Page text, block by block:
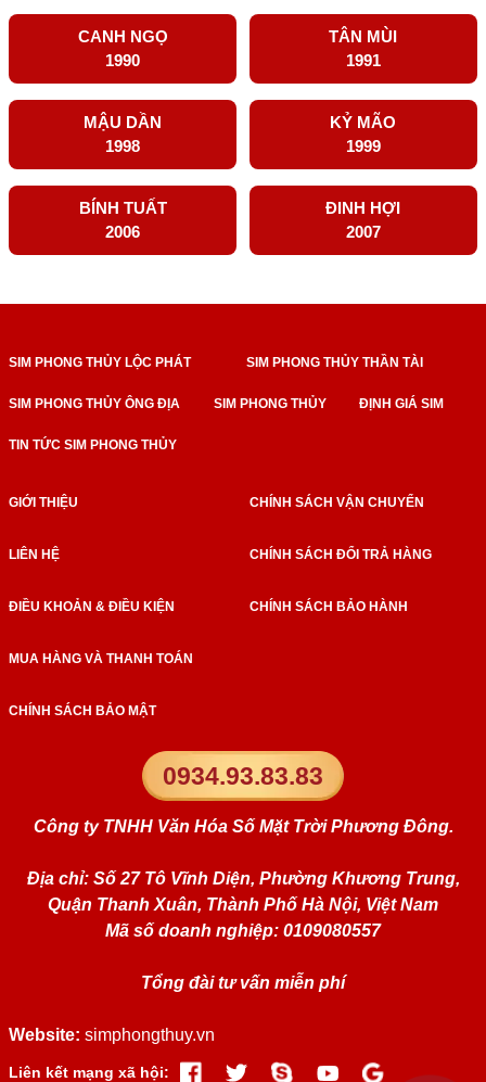
CANH NGỌ
1990
TÂN MÙI
1991
MẬU DẦN
1998
KỶ MÃO
1999
BÍNH TUẤT
2006
ĐINH HỢI
2007
SIM PHONG THỦY LỘC PHÁT SIM PHONG THỦY THẦN TÀI
SIM PHONG THỦY ÔNG ĐỊA SIM PHONG THỦY ĐỊNH GIÁ SIM
TIN TỨC SIM PHONG THỦY
Website: simphongthuy.vn
Liên kết mạng xã hội:
0934.93.83.83
Công ty TNHH Văn Hóa Số Mặt Trời Phương Đông.
Địa chỉ: Số 27 Tô Vĩnh Diện, Phường Khương Trung,
Quận Thanh Xuân, Thành Phố Hà Nội, Việt Nam
Mã số doanh nghiệp: 0109080557
Tổng đài tư vấn miễn phí
GIỚI THIỆU
LIÊN HỆ
ĐIỀU KHOẢN & ĐIỀU KIỆN
MUA HÀNG VÀ THANH TOÁN
CHÍNH SÁCH BẢO MẬT
CHÍNH SÁCH VẬN CHUYỂN
CHÍNH SÁCH ĐỔI TRẢ HÀNG
CHÍNH SÁCH BẢO HÀNH